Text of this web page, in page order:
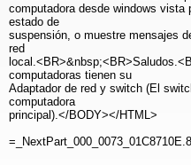
computadora desde windows vista
estado de
suspensión, o muestre mensajes
red
computadoras tienen su
Adaptador de red y switch (El
computadora
principal).</BODY></HTML>